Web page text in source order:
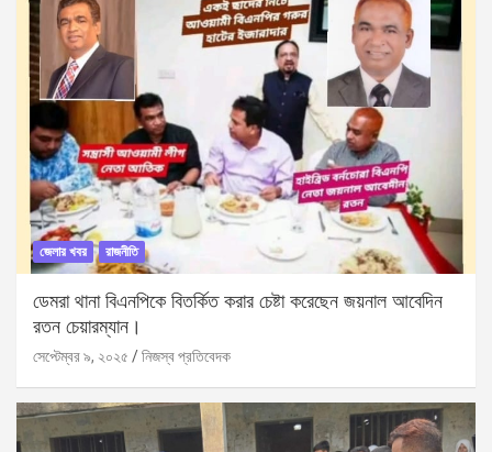
জেলার খবর রাজনীতি
ডেমরা থানা বিএনপিকে বিতর্কিত করার চেষ্টা করেছেন জয়নাল আবেদিন
রতন চেয়ারম্যান।
সেপ্টেম্বর ৯, ২০২৫ নিজস্ব প্রতিবেদক